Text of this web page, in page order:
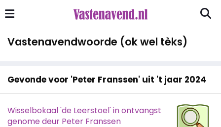
Vastenavendwoorde (ok wel tèks)
Gevonde voor 'Peter Franssen' uit 't jaar 2024
Wisselbokaal 'de Leerstoel' in ontvangst
genome deur Peter Franssen